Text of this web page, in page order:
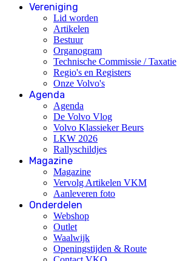
Vereniging
Lid worden
Artikelen
Bestuur
Organogram
Technische Commissie / Taxatie
Regio's en Registers
Onze Volvo's
Agenda
Agenda
De Volvo Vlog
Volvo Klassieker Beurs
LKW 2026
Rallyschildjes
Magazine
Magazine
Vervolg Artikelen VKM
Aanleveren foto
Onderdelen
Webshop
Outlet
Waalwijk
Openingstijden & Route